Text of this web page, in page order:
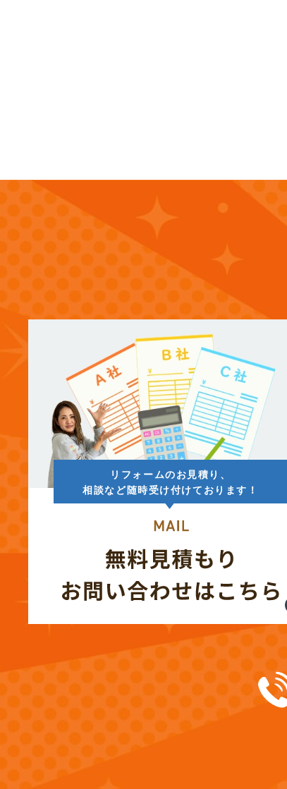
2025年7月 (14)
(12)
2025年5月 (12)
2025年4月 (13)
2025年3月 (12)
2025年2月 (13)
(12)
2024年11月 (14)
2024年10月 (15)
(17)
2024年8月 (14)
2024年6月
リフォームのお見積り、
相談など随時受け付けております！